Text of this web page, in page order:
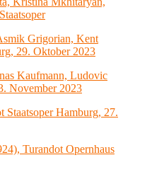
Grigorian, Kent
29. Oktober 2023
Kaufmann, Ludovic
November 2023
Staatsoper Hamburg, 27.
Turandot Opernhaus